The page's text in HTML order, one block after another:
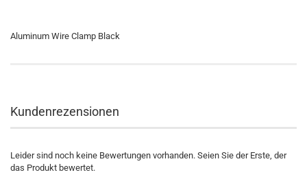
Aluminum Wire Clamp Black
Kundenrezensionen
Leider sind noch keine Bewertungen vorhanden. Seien Sie der Erste, der
das Produkt bewertet.